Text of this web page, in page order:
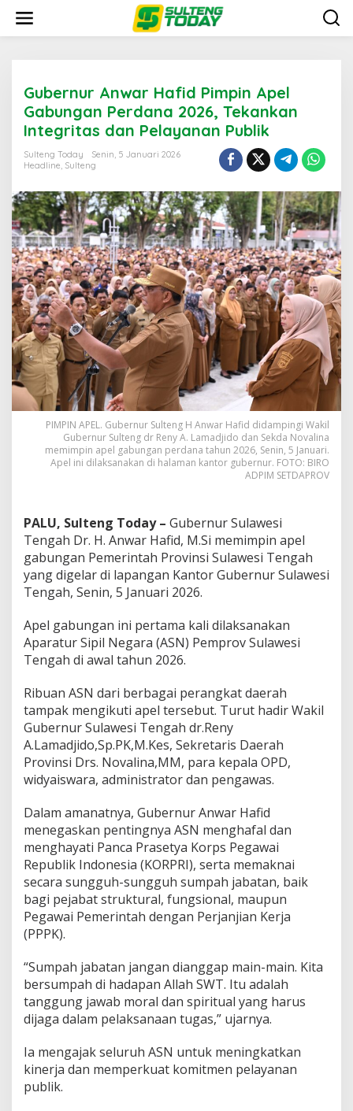
konten
Gubernur Anwar Hafid Pimpin Apel
Gabungan Perdana 2026, Tekankan
Integritas dan Pelayanan Publik
Sulteng Today
Senin, 5 Januari 2026
Headline, Sulteng
PIMPIN APEL. Gubernur Sulteng H Anwar Hafid didampingi Wakil
Gubernur Sulteng dr Reny A. Lamadjido dan Sekda Novalina
memimpin apel gabungan perdana tahun 2026, Senin, 5 Januari.
Apel ini dilaksanakan di halaman kantor gubernur. FOTO: BIRO
ADPIM SETDAPROV
PALU, Sulteng Today – Gubernur Sulawesi
Tengah Dr. H. Anwar Hafid, M.Si memimpin apel
gabungan Pemerintah Provinsi Sulawesi Tengah
yang digelar di lapangan Kantor Gubernur Sulawesi
Tengah, Senin, 5 Januari 2026.
Apel gabungan ini pertama kali dilaksanakan
Aparatur Sipil Negara (ASN) Pemprov Sulawesi
Tengah di awal tahun 2026.
Ribuan ASN dari berbagai perangkat daerah
tampak mengikuti apel tersebut. Turut hadir Wakil
Gubernur Sulawesi Tengah dr.Reny
A.Lamadjido,Sp.PK,M.Kes, Sekretaris Daerah
Provinsi Drs. Novalina,MM, para kepala OPD,
widyaiswara, administrator dan pengawas.
Dalam amanatnya, Gubernur Anwar Hafid
menegaskan pentingnya ASN menghafal dan
menghayati Panca Prasetya Korps Pegawai
Republik Indonesia (KORPRI), serta memaknai
secara sungguh-sungguh sumpah jabatan, baik
bagi pejabat struktural, fungsional, maupun
Pegawai Pemerintah dengan Perjanjian Kerja
(PPPK).
“Sumpah jabatan jangan dianggap main-main. Kita
bersumpah di hadapan Allah SWT. Itu adalah
tanggung jawab moral dan spiritual yang harus
dijaga dalam pelaksanaan tugas,” ujarnya.
Ia mengajak seluruh ASN untuk meningkatkan
kinerja dan memperkuat komitmen pelayanan
publik.